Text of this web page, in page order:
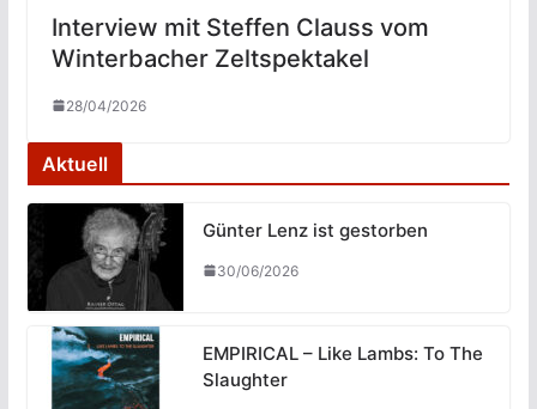
Interview mit Steffen Clauss vom
Winterbacher Zeltspektakel
28/04/2026
Aktuell
Günter Lenz ist gestorben
30/06/2026
EMPIRICAL – Like Lambs: To The
Slaughter